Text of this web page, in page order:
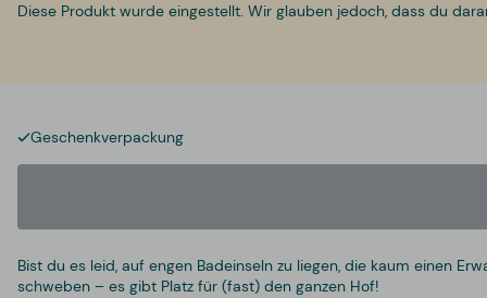
Diese Produkt wurde eingestellt. Wir glauben jedoch, dass du
Geschenkverpackung
Bist du es leid, auf engen Badeinseln zu liegen, die kaum einen
schweben – es gibt Platz für (fast) den ganzen Hof!